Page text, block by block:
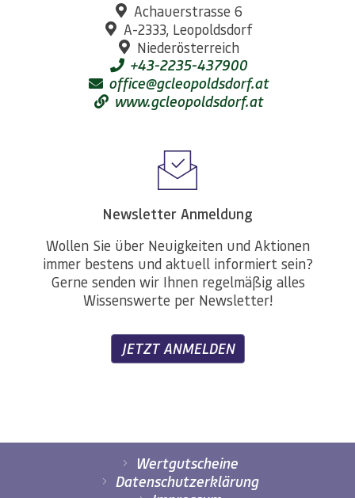
Achauerstrasse 6
A-2333, Leopoldsdorf
Niederösterreich
+43-2235-437900
office@gcleopoldsdorf.at
www.gcleopoldsdorf.at
Newsletter Anmeldung
Wollen Sie über Neuigkeiten und Aktionen
immer bestens und aktuell informiert sein?
Gerne senden wir Ihnen regelmäßig alles
Wissenswerte per Newsletter!
JETZT ANMELDEN
Wertgutscheine
Datenschutzerklärung